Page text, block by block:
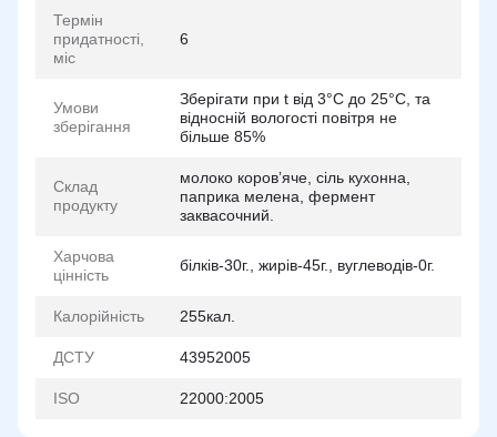
Термін
придатності,
міс
6
Умови
зберігання
Зберiгати при t вiд 3°C до 25°C, та
вiдноснiй вологостi повiтря не
бiльше 85%
Склад
продукту
молоко коров’яче, сiль кухонна,
паприка мелена, фермент
заквасочний.
Харчова
цінність
бiлкiв-30г., жирiв-45г., вуглеводiв-0г.
Калорійність 255кал.
ДСТУ 43952005
ISO 22000:2005